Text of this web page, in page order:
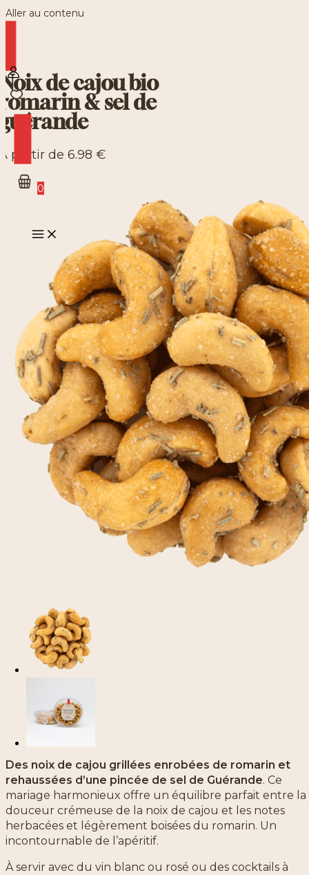
Aller au contenu
0
de cajou bio
& sel de
partir de 6.98 €
Des noix de cajou grillées enrobées de romarin et
rehaussées d’une pincée de sel de Guérande. Ce
mariage harmonieux offre un équilibre parfait entre la
douceur crémeuse de la noix de cajou et les notes
herbacées et légèrement boisées du romarin. Un
incontournable de l’apéritif.
À servir avec du vin blanc ou rosé ou des cocktails à